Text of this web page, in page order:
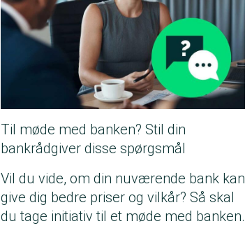
Til møde med banken? Stil din
bankrådgiver disse spørgsmål
Vil du vide, om din nuværende bank kan
give dig bedre priser og vilkår? Så skal
du tage initiativ til et møde med banken.